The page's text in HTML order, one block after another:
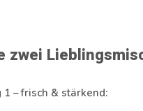
zwei
1 – frisch & stärkend: